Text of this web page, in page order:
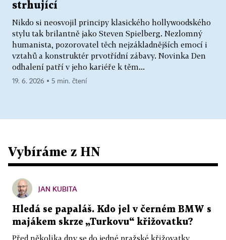
strhující
Nikdo si neosvojil principy klasického hollywoodského
stylu tak brilantně jako Steven Spielberg. Nezlomný
humanista, pozorovatel těch nejzákladnějších emocí i
vztahů a konstruktér prvotřídní zábavy. Novinka Den
odhalení patří v jeho kariéře k těm...
19. 6. 2026 ▪ 5 min. čtení
Vybíráme z HN
JAN KUBITA
Hledá se papaláš. Kdo jel v černém BMW s
majákem skrze „Turkovu“ křižovatku?
Před několika dny se do jedné pražské křižovatky